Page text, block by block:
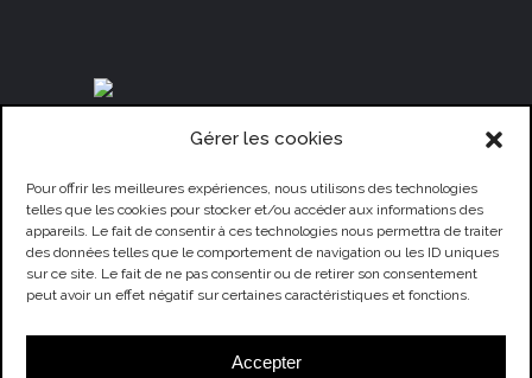
Gérer les cookies
Pour offrir les meilleures expériences, nous utilisons des technologies
telles que les cookies pour stocker et/ou accéder aux informations des
appareils. Le fait de consentir à ces technologies nous permettra de traiter
des données telles que le comportement de navigation ou les ID uniques
sur ce site. Le fait de ne pas consentir ou de retirer son consentement
peut avoir un effet négatif sur certaines caractéristiques et fonctions.
Accepter